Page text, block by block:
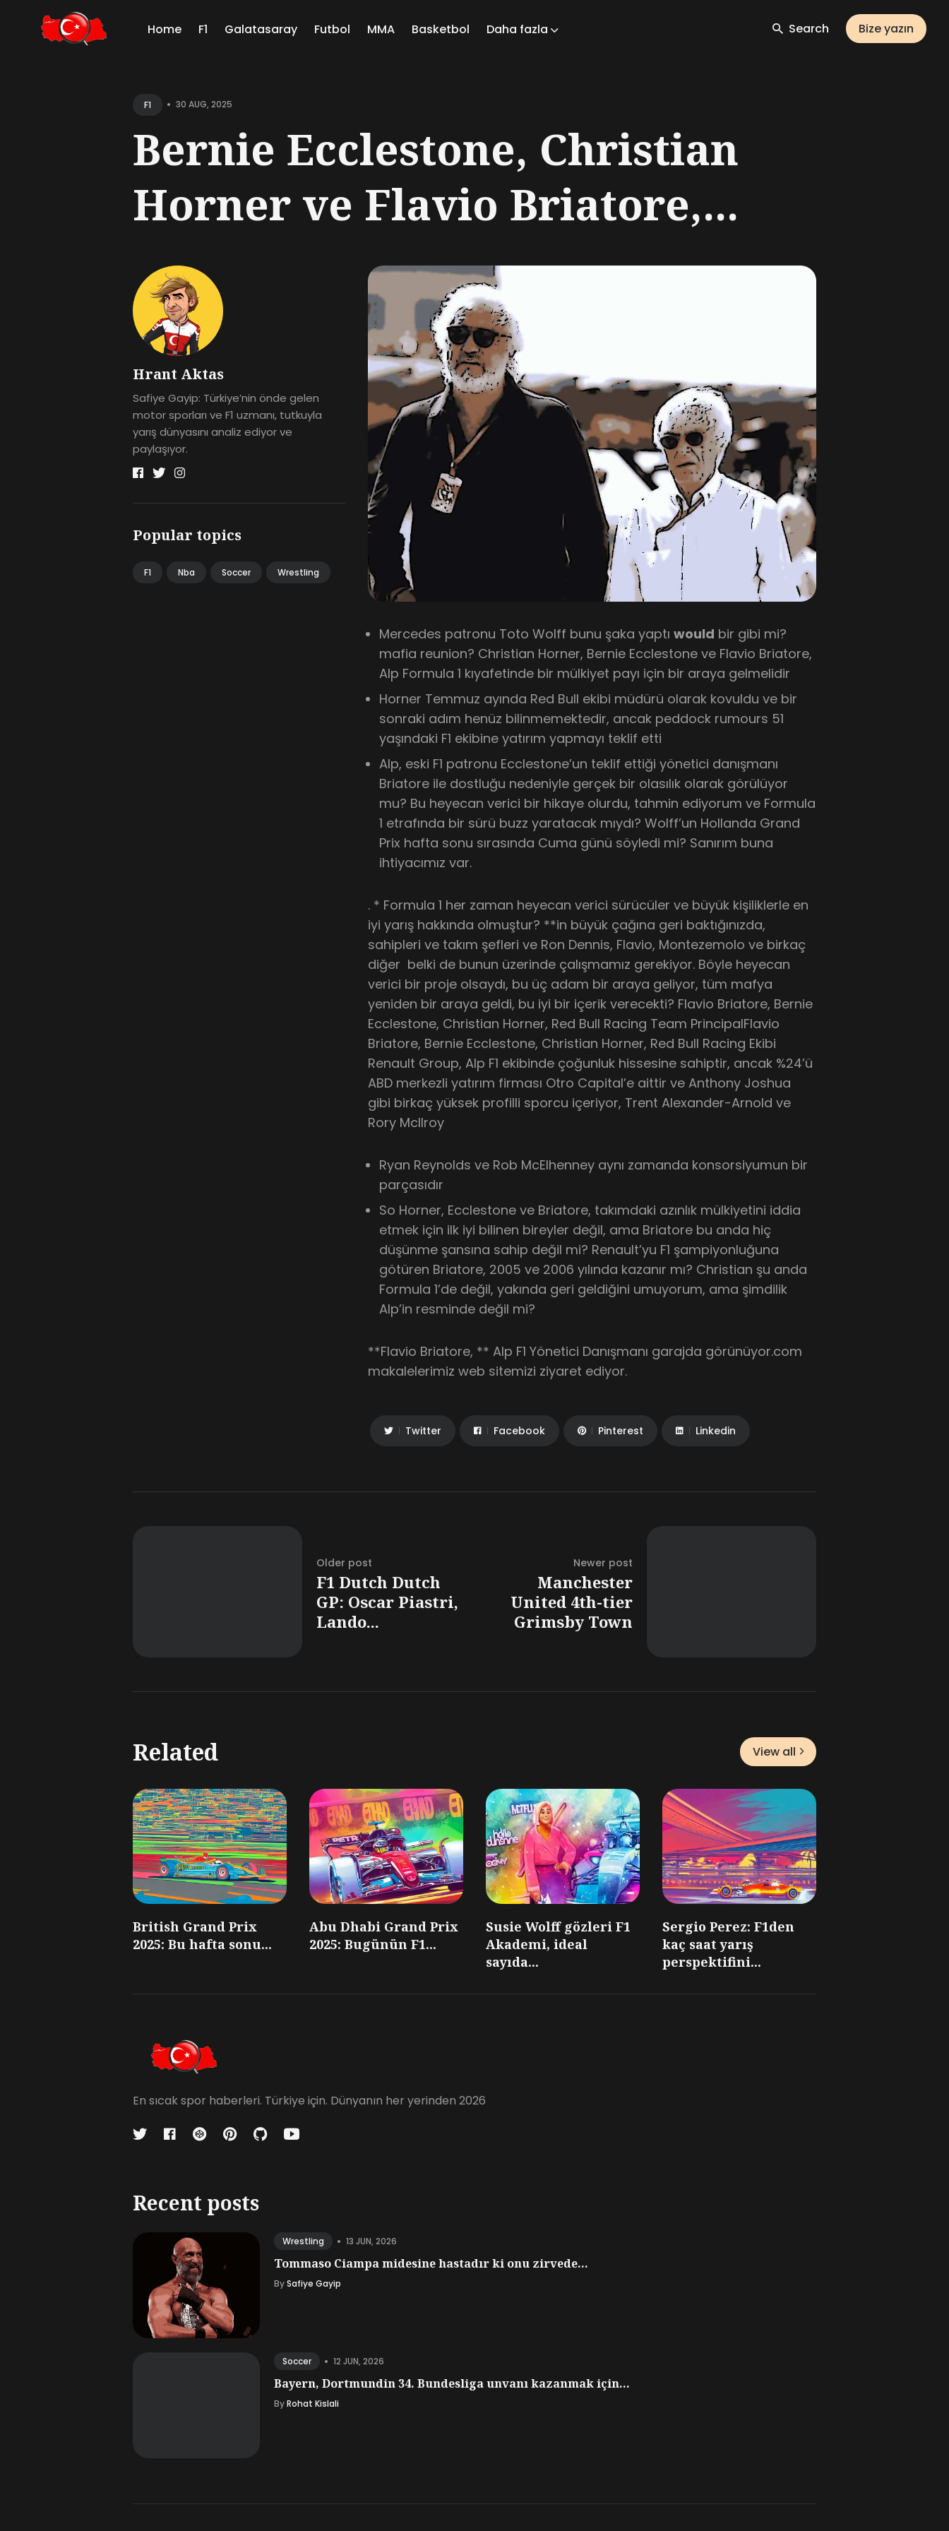
Home F1 Galatasaray Futbol MMA Basketbol Daha fazla Search Bize yazın
F1 • 30 AUG, 2025
Bernie Ecclestone, Christian
Horner ve Flavio Briatore,...
Hrant Aktas
Safiye Gayip: Türkiye’nin önde gelen
motor sporları ve F1 uzmanı, tutkuyla
yarış dünyasını analiz ediyor ve
paylaşıyor.
Popular topics
F1 Nba Soccer Wrestling
Mercedes patronu Toto Wolff bunu şaka yaptıwould bir gibi mi?
mafia reunion? Christian Horner, Bernie Ecclestone ve Flavio Briatore,
Alp Formula 1 kıyafetinde bir mülkiyet payı için bir araya gelmelidir
Horner Temmuz ayında Red Bull ekibi müdürü olarak kovuldu ve bir
sonraki adım henüz bilinmemektedir, ancak peddock rumours 51
yaşındaki F1 ekibine yatırım yapmayı teklif etti
Alp, eski F1 patronu Ecclestone’un teklif ettiği yönetici danışmanı
Briatore ile dostluğu nedeniyle gerçek bir olasılık olarak görülüyor
mu? Bu heyecan verici bir hikaye olurdu, tahmin ediyorum ve Formula
1 etrafında bir sürü buzz yaratacak mıydı? Wolff’un Hollanda Grand
Prix hafta sonu sırasında Cuma günü söyledi mi? Sanırım buna
ihtiyacımız var.
. * Formula 1 her zaman heyecan verici sürücüler ve büyük kişiliklerle en
iyi yarış hakkında olmuştur? **in büyük çağına geri baktığınızda,
sahipleri ve takım şefleri ve Ron Dennis, Flavio, Montezemolo ve birkaç
diğer belki de bunun üzerinde çalışmamız gerekiyor. Böyle heyecan
verici bir proje olsaydı, bu üç adam bir araya geliyor, tüm mafya
yeniden bir araya geldi, bu iyi bir içerik verecekti? Flavio Briatore, Bernie
Ecclestone, Christian Horner, Red Bull Racing Team PrincipalFlavio
Briatore, Bernie Ecclestone, Christian Horner, Red Bull Racing Ekibi
Renault Group, Alp F1 ekibinde çoğunluk hissesine sahiptir, ancak %24’ü
ABD merkezli yatırım firması Otro Capital’e aittir ve Anthony Joshua
gibi birkaç yüksek profilli sporcu içeriyor, Trent Alexander-Arnold ve
Rory McIlroy
Ryan Reynolds ve Rob McElhenney aynı zamanda konsorsiyumun bir
parçasıdır
So Horner, Ecclestone ve Briatore, takımdaki azınlık mülkiyetini iddia
etmek için ilk iyi bilinen bireyler değil, ama Briatore bu anda hiç
düşünme şansına sahip değil mi? Renault’yu F1 şampiyonluğuna
götüren Briatore, 2005 ve 2006 yılında kazanır mı? Christian şu anda
Formula 1’de değil, yakında geri geldiğini umuyorum, ama şimdilik
Alp’in resminde değil mi?
**Flavio Briatore, ** Alp F1 Yönetici Danışmanı garajda görünüyor.com
makalelerimiz web sitemizi ziyaret ediyor.
Twitter Facebook Pinterest Linkedin
Older post
F1 Dutch Dutch
GP: Oscar Piastri,
Lando...
Newer post
Manchester
United 4th-tier
Grimsby Town
Related View all
British Grand Prix
2025: Bu hafta sonu...
Abu Dhabi Grand Prix
2025: Bugünün F1...
Susie Wolff gözleri F1
Akademi, ideal
sayıda...
Sergio Perez: F1den
kaç saat yarış
perspektifini...
En sıcak spor haberleri. Türkiye için. Dünyanın her yerinden 2026
Recent posts
Wrestling • 13 JUN, 2026
Tommaso Ciampa midesine hastadır ki onu zirvede...
BySafiye Gayip
Soccer • 12 JUN, 2026
Bayern, Dortmundin 34. Bundesliga unvanı kazanmak için...
ByRohat Kislali